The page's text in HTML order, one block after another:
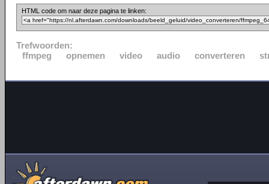
HTML code om naar deze pagina te linken:
Trefwoorden:
ffmpeg
opnemen video audio converteren